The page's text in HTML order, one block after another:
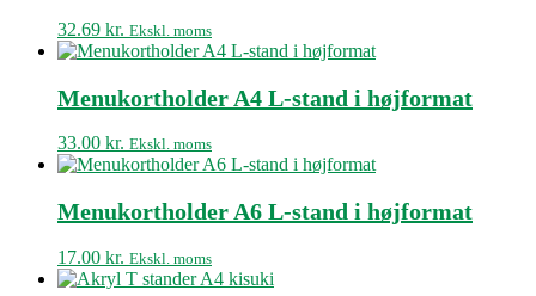
32.69 kr. Ekskl. moms
Menukortholder A4 L-stand i højformat
33.00 kr. Ekskl. moms
Menukortholder A6 L-stand i højformat
17.00 kr. Ekskl. moms